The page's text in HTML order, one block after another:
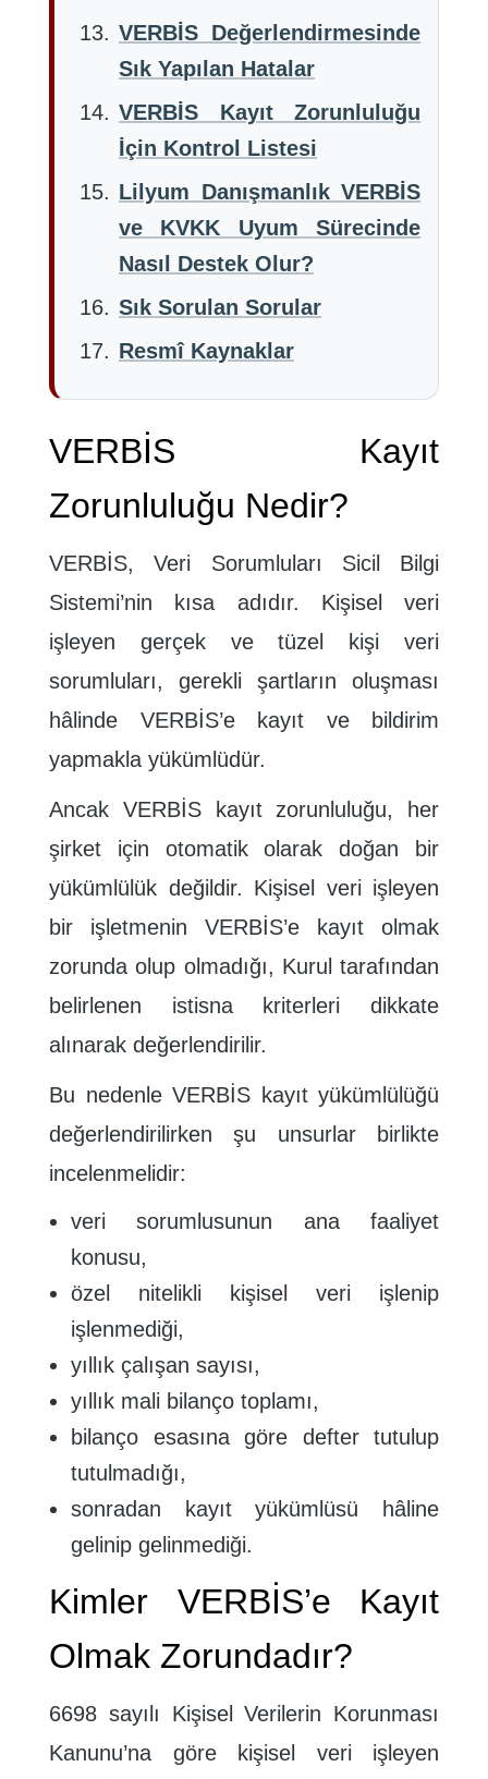
VERBİS Değerlendirmesinde
Sık Yapılan Hatalar
VERBİS Kayıt Zorunluluğu
İçin Kontrol Listesi
Lilyum Danışmanlık VERBİS
ve KVKK Uyum Sürecinde
Nasıl Destek Olur?
Sık Sorulan Sorular
Resmî Kaynaklar
VERBİS Kayıt
Zorunluluğu Nedir?
VERBİS, Veri Sorumluları Sicil Bilgi
Sistemi’nin kısa adıdır. Kişisel veri
işleyen gerçek ve tüzel kişi veri
sorumluları, gerekli şartların oluşması
hâlinde VERBİS’e kayıt ve bildirim
yapmakla yükümlüdür.
Ancak VERBİS kayıt zorunluluğu, her
şirket için otomatik olarak doğan bir
yükümlülük değildir. Kişisel veri işleyen
bir işletmenin VERBİS’e kayıt olmak
zorunda olup olmadığı, Kurul tarafından
belirlenen istisna kriterleri dikkate
alınarak değerlendirilir.
Bu nedenle VERBİS kayıt yükümlülüğü
değerlendirilirken şu unsurlar birlikte
incelenmelidir:
veri sorumlusunun ana faaliyet
konusu,
özel nitelikli kişisel veri işlenip
işlenmediği,
yıllık çalışan sayısı,
yıllık mali bilanço toplamı,
bilanço esasına göre defter tutulup
tutulmadığı,
sonradan kayıt yükümlüsü hâline
gelinip gelinmediği.
Kimler VERBİS’e Kayıt
Olmak Zorundadır?
6698 sayılı Kişisel Verilerin Korunması
Kanunu’na göre kişisel veri işleyen